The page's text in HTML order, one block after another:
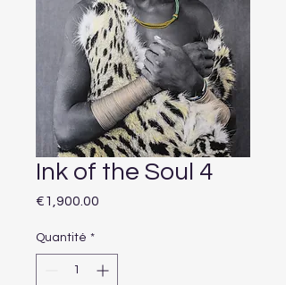
Ink of the Soul 4
€1,900.00
Quantité *